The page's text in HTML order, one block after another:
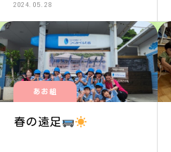
2024.05.28
あお組
春の遠足